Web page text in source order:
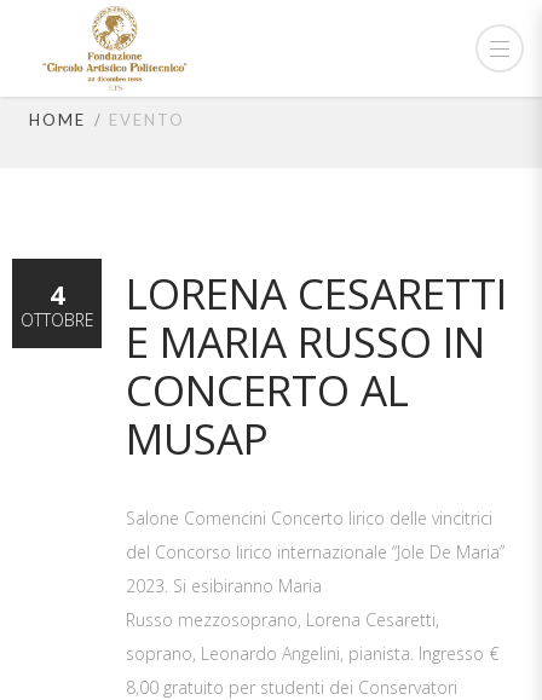
concerto
HOME EVENTO
LORENA CESARETTI
E MARIA RUSSO IN
CONCERTO AL
MUSAP
Salone Comencini Concerto lirico delle vincitrici
del Concorso lirico internazionale “Jole De Maria”
2023. Si esibiranno Maria
Russo mezzosoprano, Lorena Cesaretti,
soprano, Leonardo Angelini, pianista. Ingresso €
8,00 gratuito per studenti dei Conservatori
4
OTTOBRE